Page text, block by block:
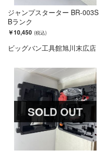
ジャンプスターター BR-003S
Bランク
￥10,450
ビッグバン工具館旭川末広店
SOLD OUT